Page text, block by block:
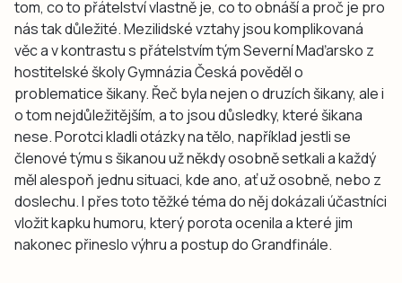
tom, co to přátelství vlastně je, co to obnáší a proč je pro
nás tak důležité. Mezilidské vztahy jsou komplikovaná
věc a v kontrastu s přátelstvím tým Severní Maďarsko z
hostitelské školy Gymnázia Česká pověděl o
problematice šikany. Řeč byla nejen o druzích šikany, ale i
o tom nejdůležitějším, a to jsou důsledky, které šikana
nese. Porotci kladli otázky na tělo, například jestli se
členové týmu s šikanou už někdy osobně setkali a každý
měl alespoň jednu situaci, kde ano, ať už osobně, nebo z
doslechu. I přes toto těžké téma do něj dokázali účastníci
vložit kapku humoru, který porota ocenila a které jim
nakonec přineslo výhru a postup do Grandfinále.